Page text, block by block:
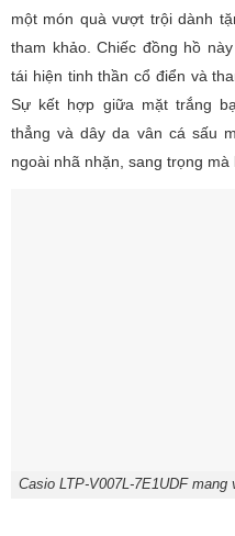
một món quà vượt trội dành
tham khảo. Chiếc đồng hồ
tái hiện tinh thần cổ điển và
Sự kết hợp giữa mặt trắng
thẳng và dây da vân cá sấu
ngoài nhã nhặn, sang trọng
Casio LTP-V007L-7E1UDF